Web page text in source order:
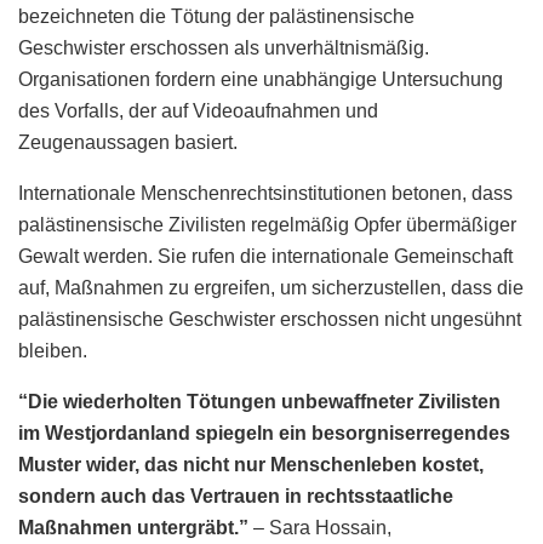
bezeichneten die Tötung der palästinensische
Geschwister erschossen als unverhältnismäßig.
Organisationen fordern eine unabhängige Untersuchung
des Vorfalls, der auf Videoaufnahmen und
Zeugenaussagen basiert.
Internationale Menschenrechtsinstitutionen betonen, dass
palästinensische Zivilisten regelmäßig Opfer übermäßiger
Gewalt werden. Sie rufen die internationale Gemeinschaft
auf, Maßnahmen zu ergreifen, um sicherzustellen, dass die
palästinensische Geschwister erschossen nicht ungesühnt
bleiben.
“Die wiederholten Tötungen unbewaffneter Zivilisten
im Westjordanland spiegeln ein besorgniserregendes
Muster wider, das nicht nur Menschenleben kostet,
sondern auch das Vertrauen in rechtsstaatliche
Maßnahmen untergräbt.” – Sara Hossain,